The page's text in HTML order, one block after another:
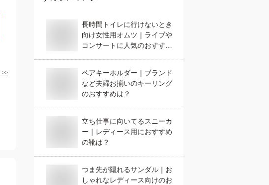
>>
長時間トイレに行けないとき
向け女性用オムツ｜ライブや
コンサートに人気のおすすめ
ペアキーホルダー｜ブランド
など夫婦お揃いのキーリング
のおすすめは？
立ち仕事に向いてるスニーカ
ー｜レディース用におすすめ
の靴は？
つま先が隠れるサンダル｜お
しゃれなレディース向けのお